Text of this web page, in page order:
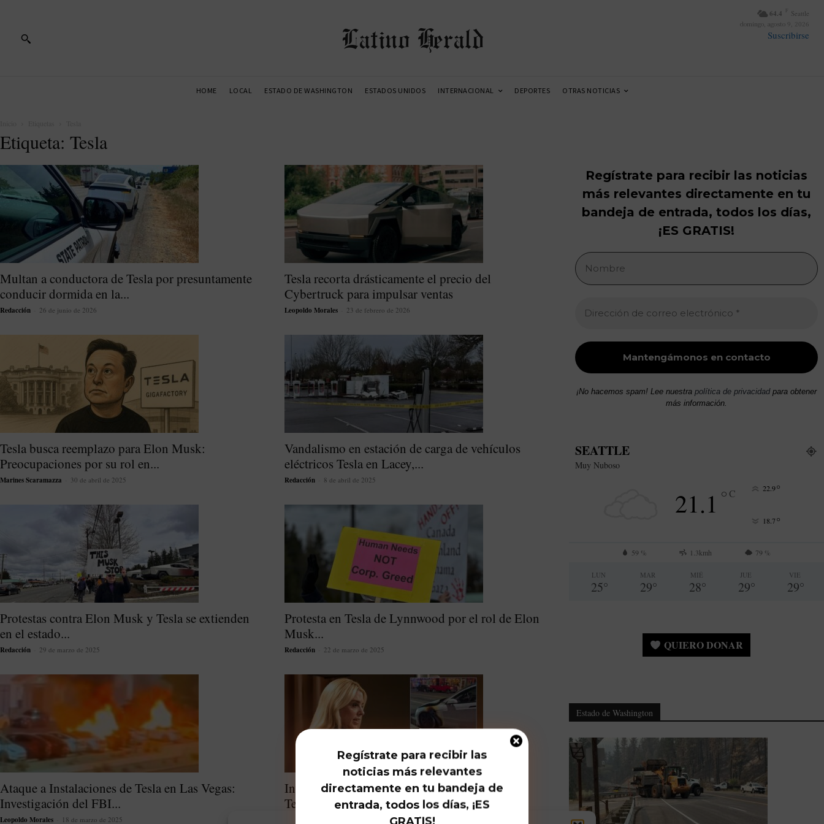
Latino Herald
64.4 F
Seattle
domingo, agosto 9, 2026
Suscribirse
HOME LOCAL ESTADO DE WASHINGTON ESTADOS UNIDOS INTERNACIONAL DEPORTES OTRAS NOTICIAS
Etiqueta: Tesla
Multan a conductora de Tesla por presuntamente
conducir dormida en la...
Redacción 26 de junio de 2026
Tesla recorta drásticamente el precio del
Cybertruck para impulsar ventas
Leopoldo Morales 23 de febrero de 2026
Tesla busca reemplazo para Elon Musk:
Preocupaciones por su rol en...
Marines Scaramazza 30 de abril de 2025
Vandalismo en estación de carga de vehículos
eléctricos Tesla en Lacey,...
Redacción 8 de abril de 2025
Protestas contra Elon Musk y Tesla se extienden
en el estado...
Redacción 29 de marzo de 2025
Protesta en Tesla de Lynnwood por el rol de Elon
Musk...
Redacción 22 de marzo de 2025
Ataque a Instalaciones de Tesla en Las Vegas:
Investigación del FBI...
Leopoldo Morales 18 de marzo de 2025
Investigación federal por vandalismo contra
Tesla: ¿Quién está detrás de los...
Regístrate para recibir las noticias
más relevantes directamente en tu
bandeja de entrada, todos los días,
¡ES GRATIS!
¡No hacemos spam! Lee nuestra política de privacidadpara obtener
más información.
SEATTLE
Muy Nuboso
21.1 °C 22.9°
18.7°
59 % 1.3kmh 79 %
LUN
25°
MAR
29°
MIÉ
28°
JUE
29°
VIE
29°
QUIERO DONAR
Estado de Washington
Regístrate para recibir las
noticias más relevantes
directamente en tu bandeja de
entrada, todos los días, ¡ES
GRATIS!